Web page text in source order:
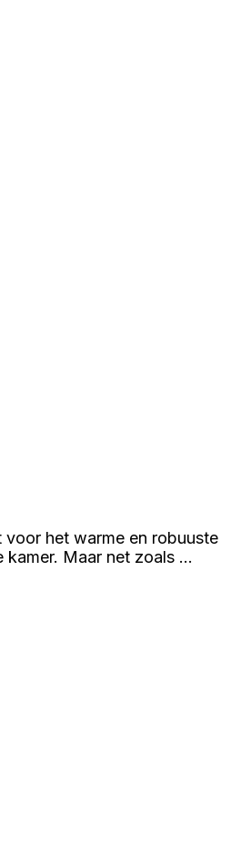
voor het warme en robuuste
kamer. Maar net zoals …